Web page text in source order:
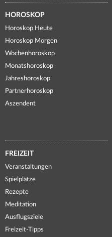
HOROSKOP
Horoskop Heute
Horoskop Morgen
Wochenhoroskop
Monatshoroskop
Jahreshoroskop
Partnerhoroskop
Aszendent
FREIZEIT
Veranstaltungen
Spielplätze
Rezepte
Meditation
Ausflugsziele
Freizeit-Tipps